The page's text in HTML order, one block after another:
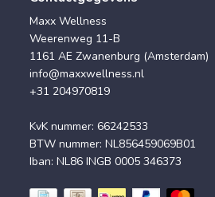
Maxx Wellness
Weerenweg 11-B
1161 AE Zwanenburg (Amsterdam)
info@maxxwellness.nl
+31 204970819
KvK nummer: 66242533
BTW nummer: NL856459069B01
Iban: NL86 INGB 0005 346373